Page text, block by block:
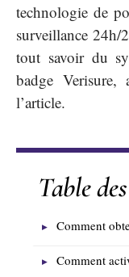
technologie de
surveillance 24h/
tout savoir du
badge Verisure,
l’article.
Table
Comment
Comment